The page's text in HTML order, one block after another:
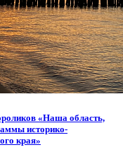
«Наша область,
историко-
края»